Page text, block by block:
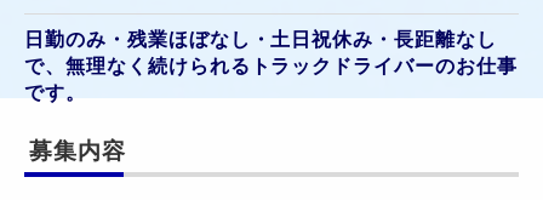
日勤のみ・残業ほぼなし・土日祝休み・長距離なし
で、無理なく続けられるトラックドライバーのお仕事
です。
募集内容